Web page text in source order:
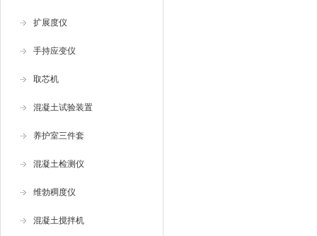
扩展度仪
手持应变仪
取芯机
混凝土试验装置
养护室三件套
混凝土检测仪
维勃稠度仪
混凝土搅拌机